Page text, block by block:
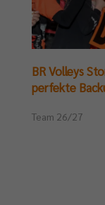
BR Volleys
perfekte
Team 26/27